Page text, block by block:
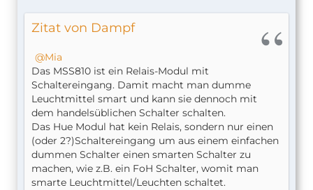
Zitat von Dampf
Mia
Das MSS810 ist ein Relais-Modul mit
Schaltereingang. Damit macht man dumme
Leuchtmittel smart und kann sie dennoch mit
dem handelsüblichen Schalter schalten.
Das Hue Modul hat kein Relais, sondern nur einen
(oder 2?)Schaltereingang um aus einem einfachen
dummen Schalter einen smarten Schalter zu
machen, wie z.B. ein FoH Schalter, womit man
smarte Leuchtmittel/Leuchten schaltet.